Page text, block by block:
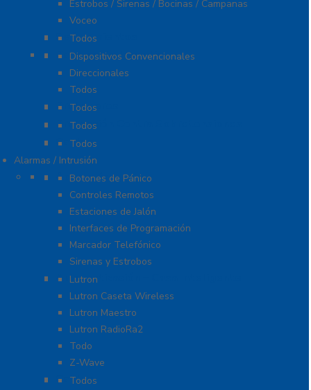
Estrobos / Sirenas / Bocinas / Campanas
Voceo
Señalamientos
Todos
Paneles de Incendio
Dispositivos Convencionales
Direccionales
Todos
Probadores
Todos
Protección Contra Sobretensiones
Todos
Cables
Todos
Alarmas / Intrusión
Accesorios
Botones de Pánico
Controles Remotos
Estaciones de Jalón
Interfaces de Programación
Marcador Telefónico
Sirenas y Estrobos
Automatización – Casa Inteligente
Lutron
Lutron Caseta Wireless
Lutron Maestro
Lutron RadioRa2
Todo
Z-Wave
Cables
Todos